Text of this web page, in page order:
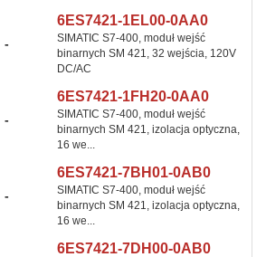
-
6ES7421-1EL00-0AA0
SIMATIC S7-400, moduł wejść
binarnych SM 421, 32 wejścia, 120V
DC/AC
-
6ES7421-1FH20-0AA0
SIMATIC S7-400, moduł wejść
binarnych SM 421, izolacja optyczna,
16 we...
-
6ES7421-7BH01-0AB0
SIMATIC S7-400, moduł wejść
binarnych SM 421, izolacja optyczna,
16 we...
6ES7421-7DH00-0AB0